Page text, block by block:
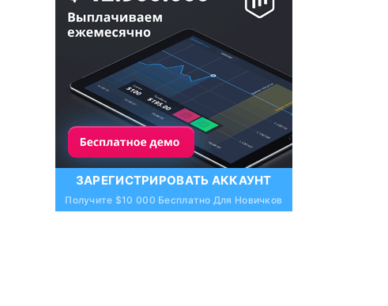
ЗАРЕГИСТРИРОВАТЬ АККАУНТ
Получите $10 000 Бесплатно Для Новичков